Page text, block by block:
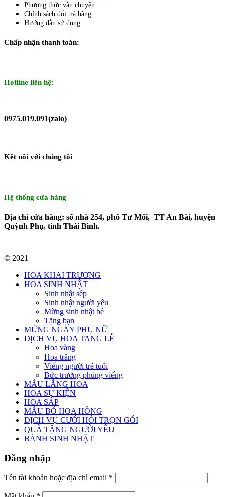
Phương thức vận chuyên
Chính sách đổi trả hàng
Hướng dẫn sử dụng
Chấp nhận thanh toán:
Hotline liên hệ:
0975.019.091(zalo)
Kết nối với chúng tôi
Hệ thống cửa hàng
Địa chỉ cửa hàng: số nhà 254, phố Tư Môi, TT An Bài, huyện
Quỳnh Phụ, tỉnh Thái Bình.
© 2021
HOA KHAI TRƯƠNG
HOA SINH NHẬT
Sinh nhật sếp
Sinh nhật người yêu
Mừng sinh nhật bé
Tặng bạn
MỪNG NGÀY PHỤ NỮ
DỊCH VỤ HOA TANG LỄ
Hoa vàng
Hoa trắng
Viếng người trẻ tuổi
Bức trướng phúng viếng
MẪU LẴNG HOA
HOA SỰ KIỆN
HOA SÁP
MẪU BÓ HOA HỒNG
DỊCH VỤ CƯỚI HỎI TRỌN GÓI
QUÀ TẶNG NGƯỜI YÊU
BÁNH SINH NHẬT
Đăng nhập
Tên tài khoản hoặc địa chỉ email *